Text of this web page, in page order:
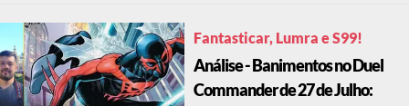
Fantasticar, Lumra e S99!
Análise - Banimentos no Duel
Commander de 27 de Julho: